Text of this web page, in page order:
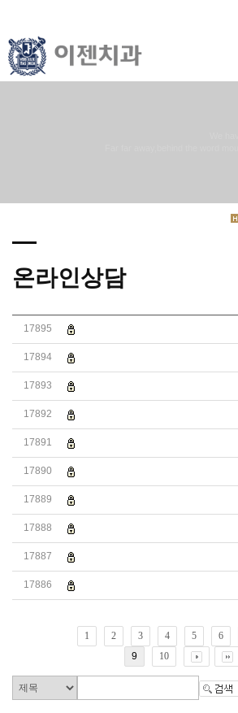
온라인상담
17895 달인드라이브 불법운전학원 운전
17894 달인드라이브 불법운전학원 운전
17893 달인드라이브 불법운전학원 운전
17892 달인드라이브 불법운전학원 운전
17891 달인드라이브 불법운전학원 운전
17890 달인드라이브 불법운전학원 운전
17889 달인드라이브 불법운전학원 운전
17888 달인드라이브 불법운전학원 운전
17887 달인드라이브 불법운전학원 운전
17886 달인드라이브 불법운전학원 운전
1 2 3 4 5 6
9
10